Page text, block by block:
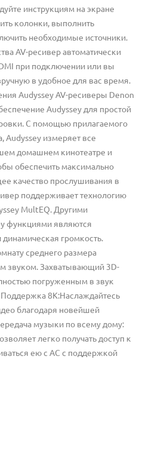
инструкциям на экране
колонки, выполнить
необходимые источники.
AV-ресивер автоматически
при подключении или вы
в удобное для вас время.
Audyssey AV-ресиверы Denon
Audyssey для простой
С помощью прилагаемого
Audyssey измеряет все
домашнем кинотеатре и
обеспечить максимально
качество прослушивания в
поддерживает технологию
MultEQ. Другими
функциями являются
громкость.
среднего размера
звуком. Захватывающий 3D-
погруженным в звук
8K:Наслаждайтесь
благодаря новейшей
музыки по всему дому:
легко получать доступ к
ею с АС с поддержкой